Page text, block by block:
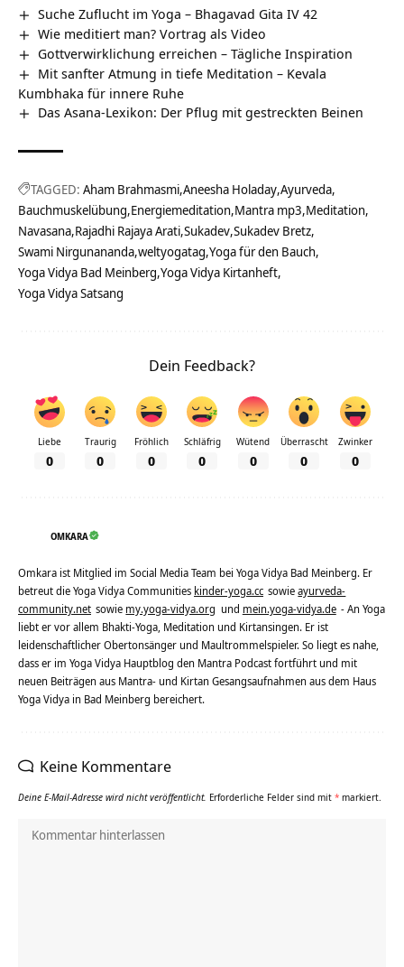
Suche Zuflucht im Yoga – Bhagavad Gita IV 42
Wie meditiert man? Vortrag als Video
Gottverwirklichung erreichen – Tägliche Inspiration
Mit sanfter Atmung in tiefe Meditation – Kevala
Kumbhaka für innere Ruhe
Das Asana-Lexikon: Der Pflug mit gestreckten Beinen
TAGGED: Aham Brahmasmi Aneesha Holaday Ayurveda
Bauchmuskelübung Energiemeditation Mantra mp3 Meditation
Navasana Rajadhi Rajaya Arati Sukadev Sukadev Bretz
Swami Nirgunananda weltyogatag Yoga für den Bauch
Yoga Vidya Bad Meinberg Yoga Vidya Kirtanheft
Yoga Vidya Satsang
Dein Feedback?
Liebe
0
Traurig
0
Fröhlich
0
Schläfrig
0
Wütend
0
Überrascht
0
Zwinker
0
OMKARA
Omkara ist Mitglied im Social Media Team bei Yoga Vidya Bad Meinberg. Er
betreut die Yoga Vidya Communities kinder-yoga.cc sowieayurveda-
community.net sowie my.yoga-vidya.org und mein.yoga-vidya.de - An Yoga
liebt er vor allem Bhakti-Yoga, Meditation und Kirtansingen. Er ist
leidenschaftlicher Obertonsänger und Maultrommelspieler. So liegt es nahe,
dass er im Yoga Vidya Hauptblog den Mantra Podcast fortführt und mit
neuen Beiträgen aus Mantra- und Kirtan Gesangsaufnahmen aus dem Haus
Yoga Vidya in Bad Meinberg bereichert.
Keine Kommentare
Deine E-Mail-Adresse wird nicht veröffentlicht. Erforderliche Felder sind mit * markiert.